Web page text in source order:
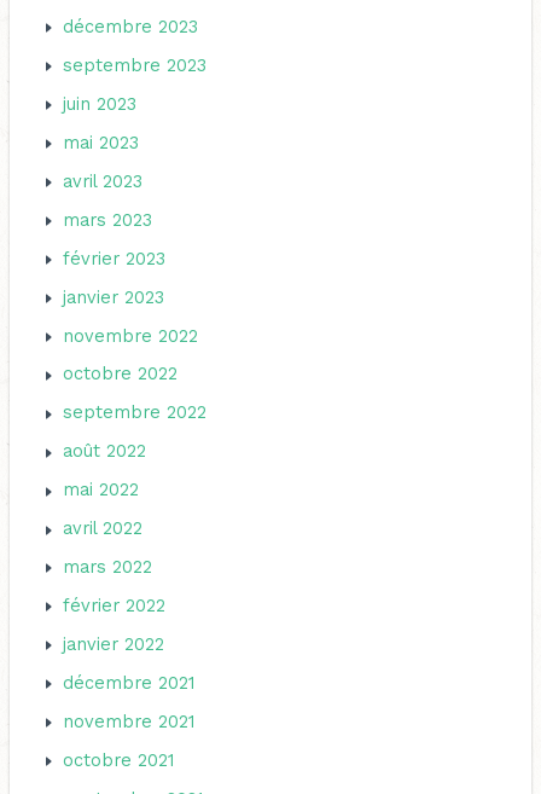
décembre 2023
septembre 2023
juin 2023
mai 2023
avril 2023
mars 2023
février 2023
janvier 2023
novembre 2022
octobre 2022
septembre 2022
août 2022
mai 2022
avril 2022
mars 2022
février 2022
janvier 2022
décembre 2021
novembre 2021
octobre 2021